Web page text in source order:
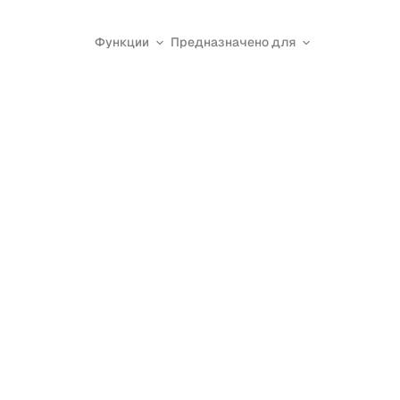
Функции Предназначено для